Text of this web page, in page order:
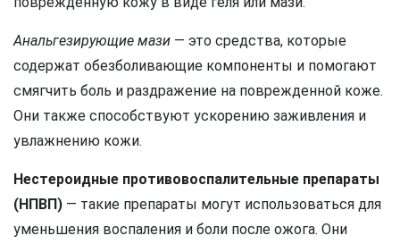
Анальгезирующие мази — это средства, которые
содержат обезболивающие компоненты и помогают
смягчить боль и раздражение на поврежденной коже.
Они также способствуют ускорению заживления и
увлажнению кожи.
Нестероидные противовоспалительные препараты
(НПВП) — такие препараты могут использоваться для
уменьшения воспаления и боли после ожога. Они